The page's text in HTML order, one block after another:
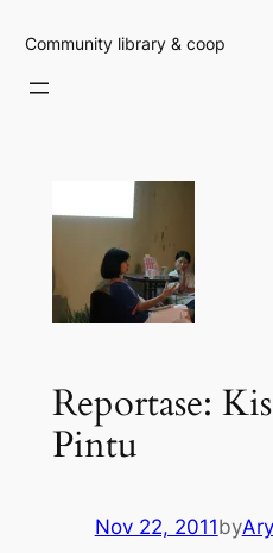
Community library & coop
Reportase:
Pintu
Nov 22, 2011by